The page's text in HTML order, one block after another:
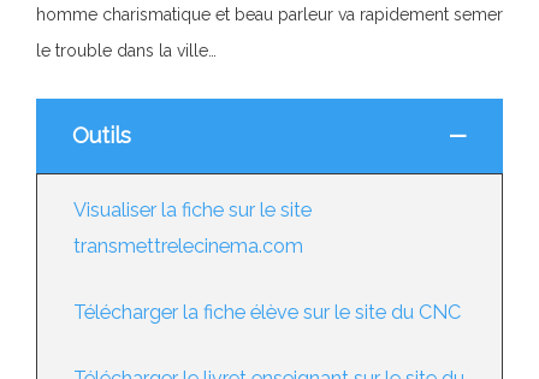
homme charismatique et beau parleur va rapidement semer
le trouble dans la ville…
Outils
Visualiser la fiche sur le site
transmettrelecinema.com
Télécharger la fiche élève sur le site du CNC